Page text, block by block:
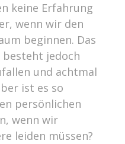
keine Erfahrung
wenn wir den
beginnen. Das
besteht jedoch
und achtmal
ist es so
persönlichen
wenn wir
leiden müssen?